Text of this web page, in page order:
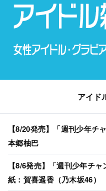
アイド
【8/20発売】「週刊少年チ
本郷柚巴
【8/6発売】「週刊少年チ
紙：賀喜遥香（乃木坂46）